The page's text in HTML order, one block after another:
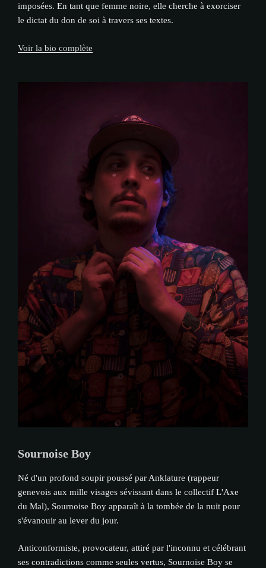
imposées. En tant que femme noire, elle cherche à exorciser
le dictat du don de soi à travers ses textes.
Voir la bio complète
Sournoise Boy
Né d'un profond soupir poussé par Anklature (rappeur
genevois aux mille visages sévissant dans le collectif L'Axe
du Mal), Sournoise Boy apparaît à la tombée de la nuit pour
s'évanouir au lever du jour.
Anticonformiste, provocateur, attiré par l'inconnu et célébrant
ses contradictions comme seules vertus, Sournoise Boy se